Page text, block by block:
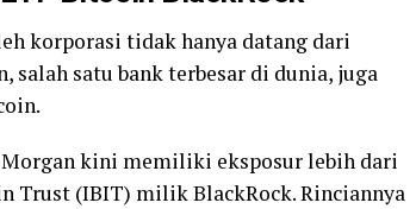
korporasi tidak hanya datang dari
salah satu bank terbesar di dunia, juga
kini memiliki eksposur lebih dari
Trust (IBIT) milik BlackRock. Rinciannya